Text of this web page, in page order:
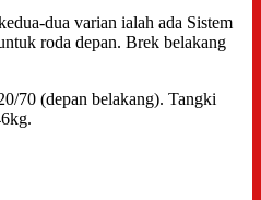
dua varian ialah ada Sistem
roda depan. Brek belakang
70 (depan belakang). Tangki